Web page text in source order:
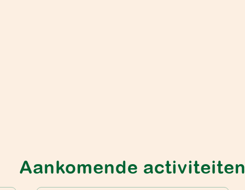
Aankomende activiteiten